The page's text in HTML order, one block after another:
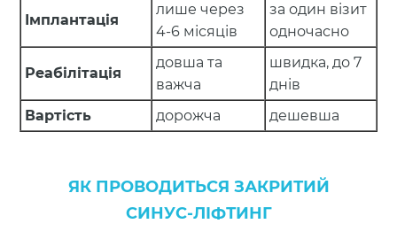
Імплантація
лише через
4-6 місяців
за один візит
одночасно
Реабілітація
довша та
важча
швидка, до 7
днів
Вартість
дорожча дешевша
ЯК ПРОВОДИТЬСЯ ЗАКРИТИЙ
СИНУС-ЛІФТИНГ